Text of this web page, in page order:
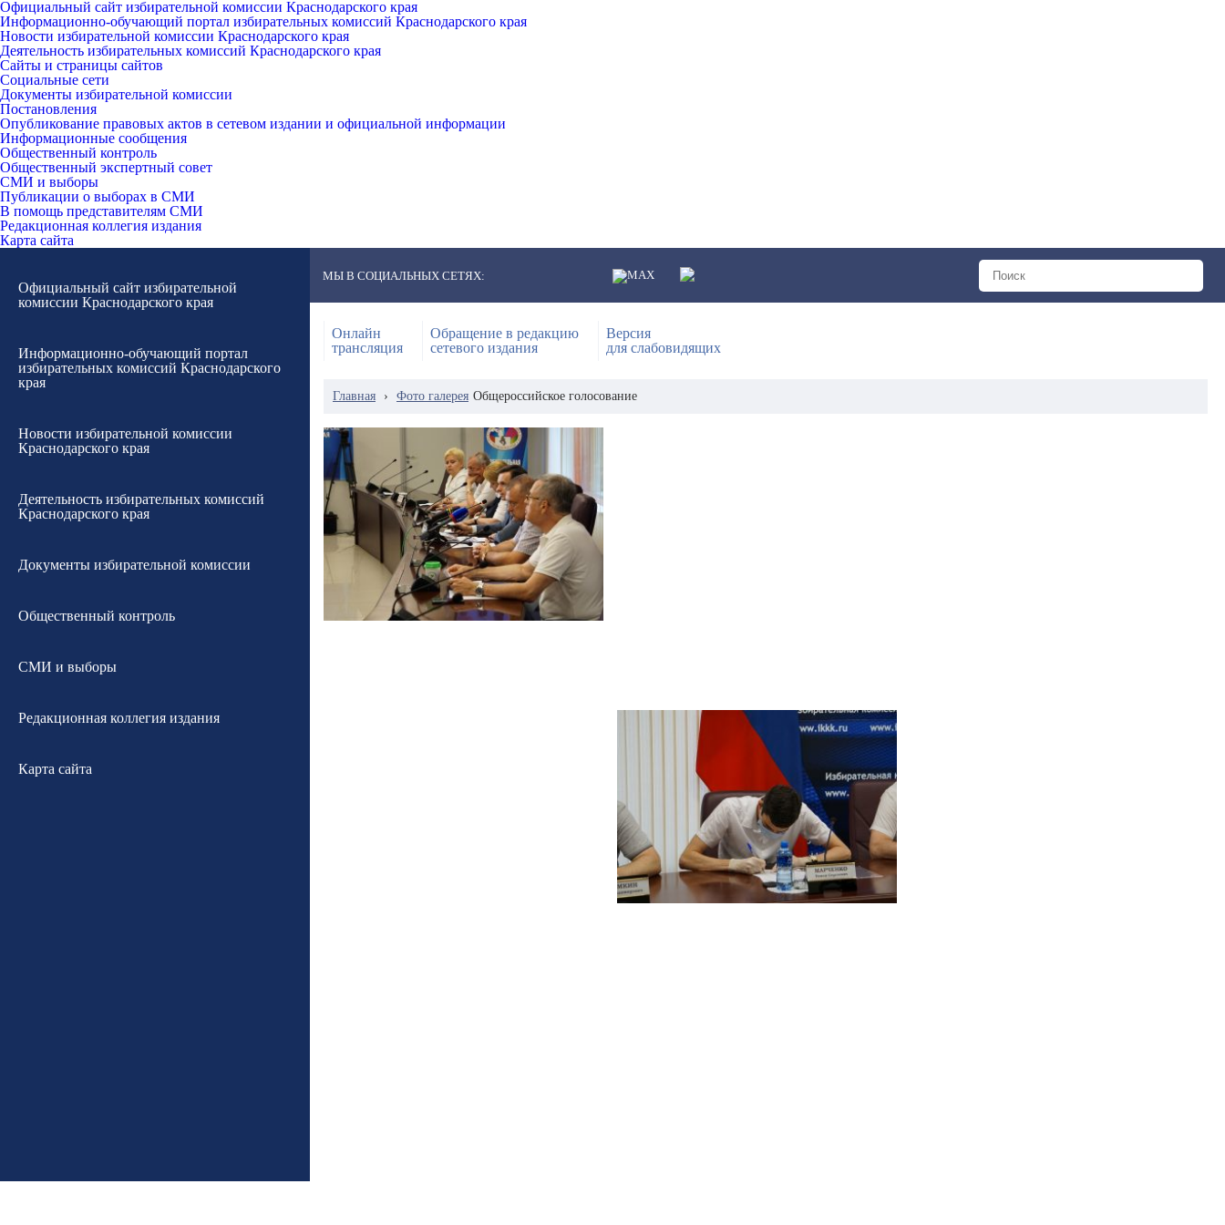
Официальный сайт избирательной комиссии Краснодарского края
Информационно-обучающий портал избирательных комиссий Краснодарского края
Новости избирательной комиссии Краснодарского края
Деятельность избирательных комиссий Краснодарского края
Сайты и страницы сайтов
Социальные сети
Документы избирательной комиссии
Постановления
Опубликование правовых актов в сетевом издании и официальной информации
Информационные сообщения
Общественный контроль
Общественный экспертный совет
СМИ и выборы
Публикации о выборах в СМИ
В помощь представителям СМИ
Редакционная коллегия издания
Карта сайта
Официальный сайт избирательной
комиссии Краснодарского края
Информационно-обучающий портал
избирательных комиссий Краснодарского
края
Новости избирательной комиссии
Краснодарского края
Деятельность избирательных комиссий
Краснодарского края
Документы избирательной комиссии
Общественный контроль
СМИ и выборы
Редакционная коллегия издания
Карта сайта
МЫ В СОЦИАЛЬНЫХ СЕТЯХ:
Онлайн
трансляция
Обращение в редакцию
сетевого издания
Версия
для слабовидящих
Главная › Фото галерея Общероссийское голосование